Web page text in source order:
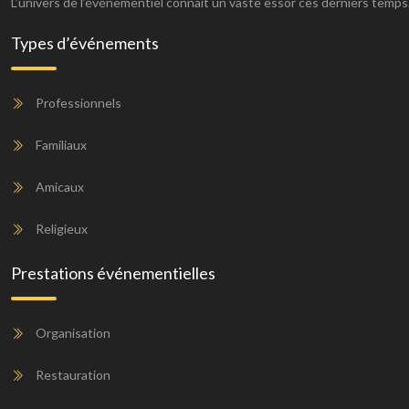
Types d’événements
Professionnels
Familiaux
Amicaux
Religieux
Prestations événementielles
Organisation
Restauration